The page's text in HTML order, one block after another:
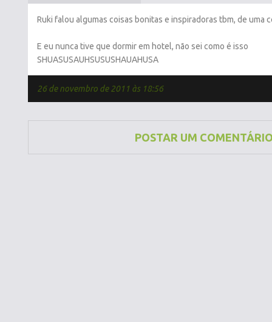
Ruki falou algumas coisas bonitas e inspiradoras tbm, de uma
E eu nunca tive que dormir em hotel, não sei como é isso
SHUASUSAUHSUSUSHAUAHUSA
26 de novembro de 2011 às 18:56
POSTAR UM